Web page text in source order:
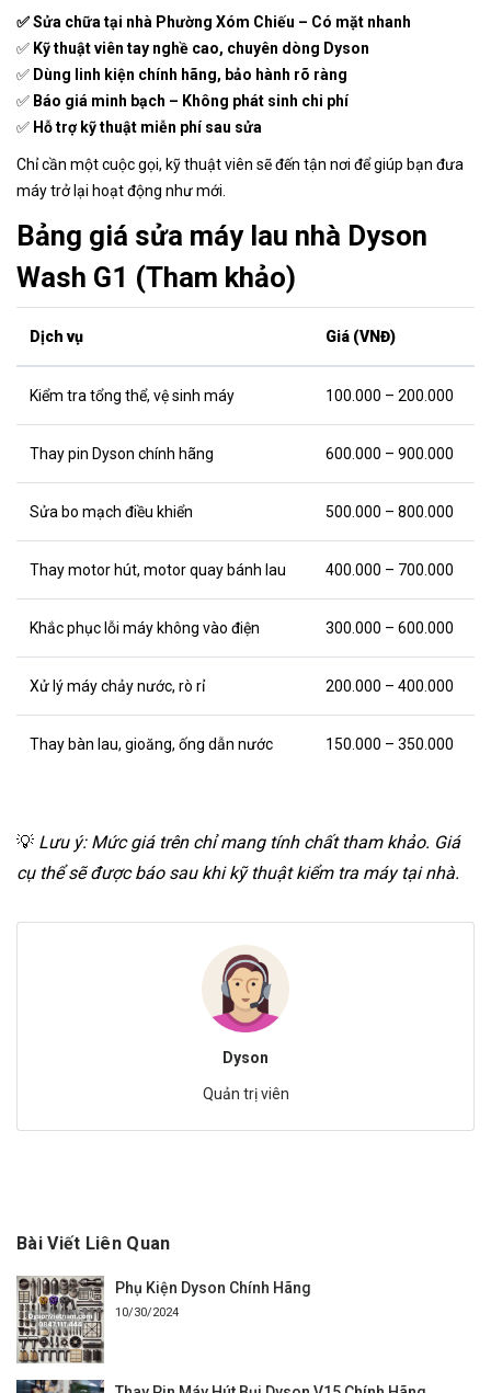
✅ Sửa chữa tại nhà Phường Xóm Chiếu – Có mặt nhanh
✅ Kỹ thuật viên tay nghề cao, chuyên dòng Dyson
✅ Dùng linh kiện chính hãng, bảo hành rõ ràng
✅ Báo giá minh bạch – Không phát sinh chi phí
✅ Hỗ trợ kỹ thuật miễn phí sau sửa
Chỉ cần một cuộc gọi, kỹ thuật viên sẽ đến tận nơi để giúp bạn đưa
máy trở lại hoạt động như mới.
Bảng giá sửa máy lau nhà Dyson
Wash G1 (Tham khảo)
Dịch vụ Giá (VNĐ)
Kiểm tra tổng thể, vệ sinh máy 100.000 – 200.000
Thay pin Dyson chính hãng 600.000 – 900.000
Sửa bo mạch điều khiển 500.000 – 800.000
Thay motor hút, motor quay bánh lau 400.000 – 700.000
Khắc phục lỗi máy không vào điện 300.000 – 600.000
Xử lý máy chảy nước, rò rỉ 200.000 – 400.000
Thay bàn lau, gioăng, ống dẫn nước 150.000 – 350.000
💡 Lưu ý: Mức giá trên chỉ mang tính chất tham khảo. Giá
cụ thể sẽ được báo sau khi kỹ thuật kiểm tra máy tại nhà.
Dyson
Quản trị viên
Bài Viết Liên Quan
Phụ Kiện Dyson Chính Hãng
10/30/2024